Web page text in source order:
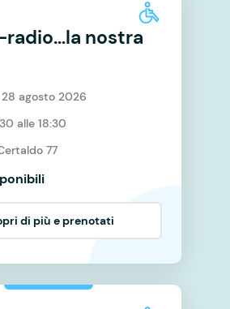
radio…la nostra
agosto 2026
alle 18:30
77
di più e prenotati